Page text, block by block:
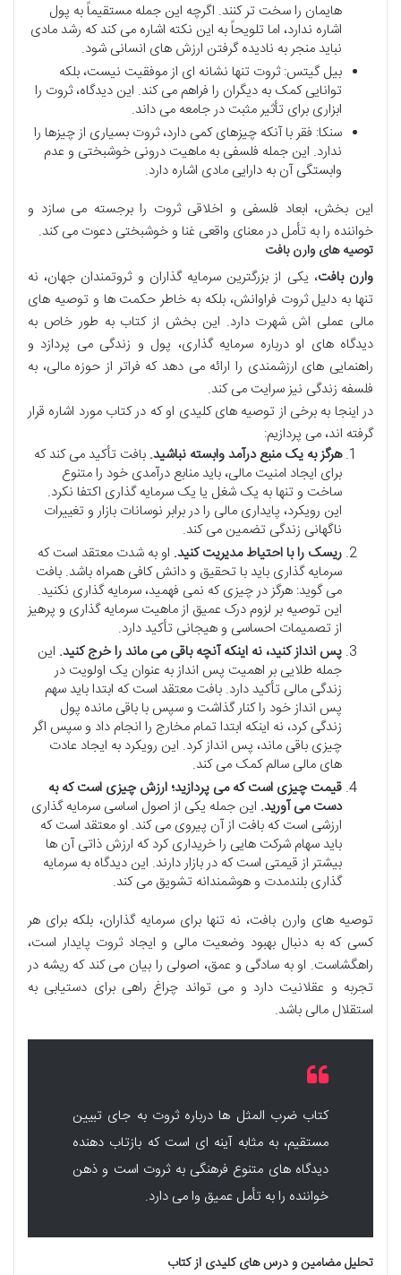
هایمان را سخت تر کنند. اگرچه این جمله مستقیماً به پول
اشاره ندارد، اما تلویحاً به این نکته اشاره می کند که رشد مادی
نباید منجر به نادیده گرفتن ارزش های انسانی شود.
بیل گیتس: ثروت تنها نشانه ای از موفقیت نیست، بلکه
توانایی کمک به دیگران را فراهم می کند. این دیدگاه، ثروت را
ابزاری برای تأثیر مثبت در جامعه می داند.
سنکا: فقر با آنکه چیزهای کمی دارد، ثروت بسیاری از چیزها را
ندارد. این جمله فلسفی به ماهیت درونی خوشبختی و عدم
وابستگی آن به دارایی مادی اشاره دارد.
این بخش، ابعاد فلسفی و اخلاقی ثروت را برجسته می سازد و
خواننده را به تأمل در معنای واقعی غنا و خوشبختی دعوت می کند.
توصیه های وارن بافت
وارن بافت، یکی از بزرگترین سرمایه گذاران و ثروتمندان جهان، نه
تنها به دلیل ثروت فراوانش، بلکه به خاطر حکمت ها و توصیه های
مالی عملی اش شهرت دارد. این بخش از کتاب به طور خاص به
دیدگاه های او درباره سرمایه گذاری، پول و زندگی می پردازد و
راهنمایی های ارزشمندی را ارائه می دهد که فراتر از حوزه مالی، به
فلسفه زندگی نیز سرایت می کند.
در اینجا به برخی از توصیه های کلیدی او که در کتاب مورد اشاره قرار
گرفته اند، می پردازیم:
هرگز به یک منبع درآمد وابسته نباشید. بافت تأکید می کند که
برای ایجاد امنیت مالی، باید منابع درآمدی خود را متنوع
ساخت و تنها به یک شغل یا یک سرمایه گذاری اکتفا نکرد.
این رویکرد، پایداری مالی را در برابر نوسانات بازار و تغییرات
ناگهانی زندگی تضمین می کند.
ریسک را با احتیاط مدیریت کنید. او به شدت معتقد است که
سرمایه گذاری باید با تحقیق و دانش کافی همراه باشد. بافت
می گوید: هرگز در چیزی که نمی فهمید، سرمایه گذاری نکنید.
این توصیه بر لزوم درک عمیق از ماهیت سرمایه گذاری و پرهیز
از تصمیمات احساسی و هیجانی تأکید دارد.
پس انداز کنید، نه اینکه آنچه باقی می ماند را خرج کنید. این
جمله طلایی بر اهمیت پس انداز به عنوان یک اولویت در
زندگی مالی تأکید دارد. بافت معتقد است که ابتدا باید سهم
پس انداز خود را کنار گذاشت و سپس با باقی مانده پول
زندگی کرد، نه اینکه ابتدا تمام مخارج را انجام داد و سپس اگر
چیزی باقی ماند، پس انداز کرد. این رویکرد به ایجاد عادت
های مالی سالم کمک می کند.
قیمت چیزی است که می پردازید؛ ارزش چیزی است که به
دست می آورید. این جمله یکی از اصول اساسی سرمایه گذاری
ارزشی است که بافت از آن پیروی می کند. او معتقد است که
باید سهام شرکت هایی را خریداری کرد که ارزش ذاتی آن ها
بیشتر از قیمتی است که در بازار دارند. این دیدگاه به سرمایه
گذاری بلندمدت و هوشمندانه تشویق می کند.
توصیه های وارن بافت، نه تنها برای سرمایه گذاران، بلکه برای هر
کسی که به دنبال بهبود وضعیت مالی و ایجاد ثروت پایدار است،
راهگشاست. او به سادگی و عمق، اصولی را بیان می کند که ریشه در
تجربه و عقلانیت دارد و می تواند چراغ راهی برای دستیابی به
استقلال مالی باشد.
کتاب ضرب المثل ها درباره ثروت به جای تبیین
مستقیم، به مثابه آینه ای است که بازتاب دهنده
دیدگاه های متنوع فرهنگی به ثروت است و ذهن
خواننده را به تأمل عمیق وا می دارد.
تحلیل مضامین و درس های کلیدی از کتاب